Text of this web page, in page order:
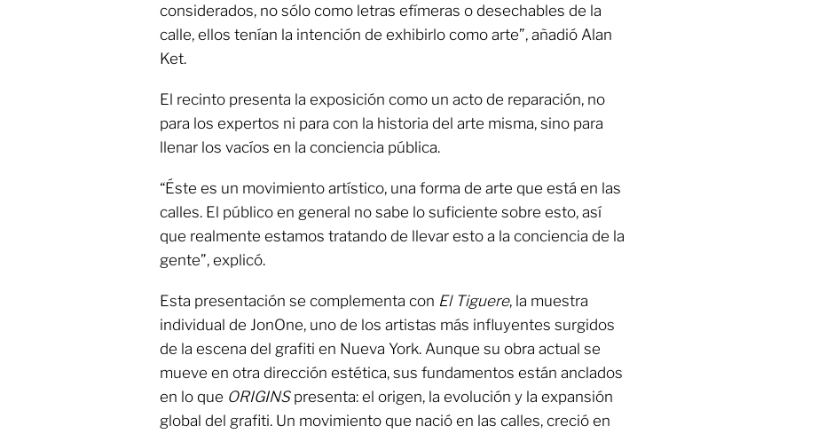
considerados, no sólo como letras efímeras o desechables de la
calle, ellos tenían la intención de exhibirlo como arte”, añadió Alan
Ket.
El recinto presenta la exposición como un acto de reparación, no
para los expertos ni para con la historia del arte misma, sino para
llenar los vacíos en la conciencia pública.
“Éste es un movimiento artístico, una forma de arte que está en las
calles. El público en general no sabe lo suficiente sobre esto, así
que realmente estamos tratando de llevar esto a la conciencia de la
gente”, explicó.
Esta presentación se complementa con El Tiguere, la muestra
individual de JonOne, uno de los artistas más influyentes surgidos
de la escena del grafiti en Nueva York. Aunque su obra actual se
mueve en otra dirección estética, sus fundamentos están anclados
en lo que ORIGINSpresenta: el origen, la evolución y la expansión
global del grafiti. Un movimiento que nació en las calles, creció en